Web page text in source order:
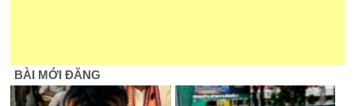
BÀI MỚI ĐĂNG